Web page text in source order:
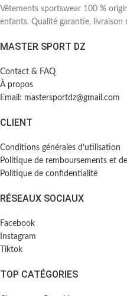
Vêtements sportswear 100 %
enfants. Qualité garantie, livraison
MASTER SPORT DZ
Contact & FAQ
À propos
Email: mastersportdz@gmail.com
CLIENT
Conditions générales d’utilisation
Politique de remboursements et
Politique de confidentialité
RÉSEAUX SOCIAUX
Facebook
Instagram
Tiktok
TOP CATÉGORIES